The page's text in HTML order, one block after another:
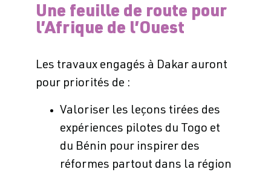
Une feuille de route pour
l’Afrique de l’Ouest
Les travaux engagés à Dakar auront
pour priorités de :
Valoriser les leçons tirées des
expériences pilotes du Togo et
du Bénin pour inspirer des
réformes partout dans la région